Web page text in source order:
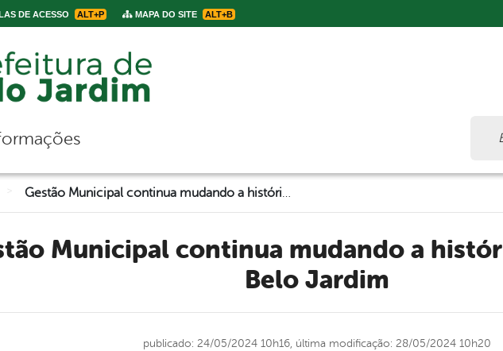
DE ACESSO ALT+P MAPA DO SITE ALT+B
navegação
Belo Jardim
publicado: 24/05/2024 10h16, última modificação: 28/05/2024 10h20